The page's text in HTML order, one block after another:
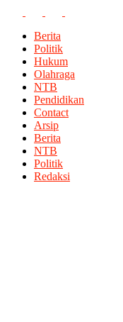
Berita
Politik
Hukum
Olahraga
NTB
Pendidikan
Contact
Arsip
Berita
NTB
Politik
Redaksi